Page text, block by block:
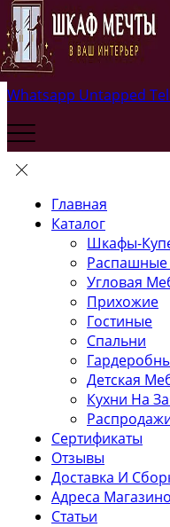
Whatsapp Untapped
Главная
Каталог
Шкафы-
Угловая
Прихожие
Гостиные
Спальни
Детская
Кухни На
Сертификаты
Отзывы
Доставка И
Адреса
Статьи